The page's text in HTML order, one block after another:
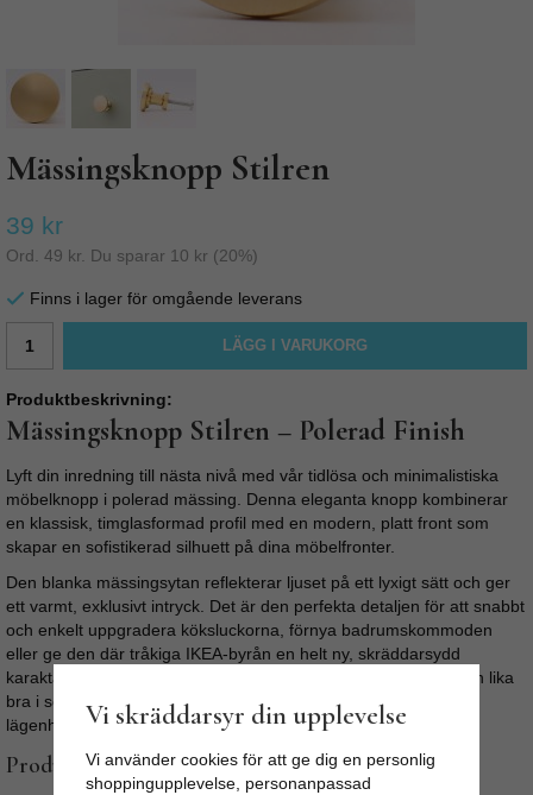
Mässingsknopp Stilren
39 kr
Ord. 49 kr . Du sparar 10 kr (20%)
Finns i lager för omgående leverans
LÄGG I VARUKORG
Produktbeskrivning:
Mässingsknopp Stilren – Polerad Finish
Lyft din inredning till nästa nivå med vår tidlösa och minimalistiska
möbelknopp i polerad mässing. Denna eleganta knopp kombinerar
en klassisk, timglasformad profil med en modern, platt front som
skapar en sofistikerad silhuett på dina möbelfronter.
Den blanka mässingsytan reflekterar ljuset på ett lyxigt sätt och ger
ett varmt, exklusivt intryck. Det är den perfekta detaljen för att snabbt
och enkelt uppgradera köksluckorna, förnya badrumskommoden
eller ge den där tråkiga IKEA-byrån en helt ny, skräddarsydd
karaktär. Tack vare sin strama men eleganta design passar den lika
bra i sekelskifteshemmet som i den moderna, minimalistiska
lägenheten.
Produktinformation & Egenskaper
Vi skräddarsyr din upplevelse
Vi använder cookies för att ge dig en personlig
shoppingupplevelse, personanpassad